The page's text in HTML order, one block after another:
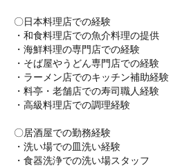
〇日本料理店での経験
・和食料理店での魚介料理の提供
・海鮮料理の専門店での経験
・そば屋やうどん専門店での経験
・ラーメン店でのキッチン補助経験
・料亭・老舗店での寿司職人経験
・高級料理店での調理経験
〇居酒屋での勤務経験
・洗い場での皿洗い経験
・食器洗浄での洗い場スタッフ